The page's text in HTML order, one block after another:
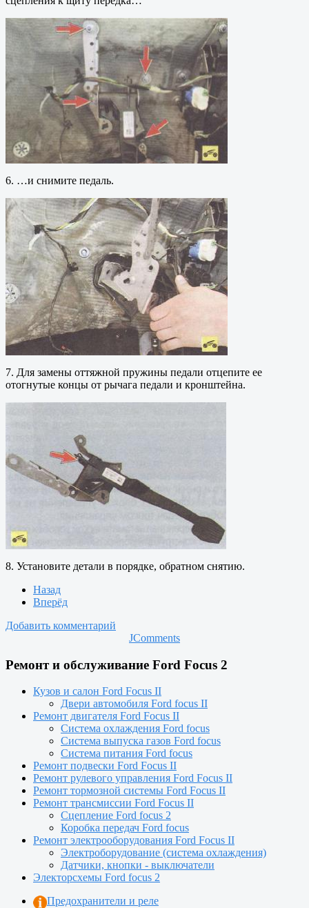
6. …и снимите педаль.
7. Для замены оттяжной пружины педали отцепите ее
отогнутые концы от рычага педали и кронштейна.
8. Установите детали в порядке, обратном снятию.
Назад
Вперёд
Добавить комментарий
JComments
Ремонт и обслуживание Ford Focus 2
Кузов и салон Ford Focus II
Двери автомобиля Ford focus II
Ремонт двигателя Ford Focus II
Система охлаждения Ford focus
Система выпуска газов Ford focus
Система питания Ford focus
Ремонт подвески Ford Focus II
Ремонт рулевого управления Ford Focus II
Ремонт тормозной системы Ford Focus II
Ремонт трансмиссии Ford Focus II
Сцепление Ford focus 2
Коробка передач Ford focus
Ремонт электрооборудования Ford Focus II
Электроборудование (система охлаждения)
Датчики, кнопки - выключатели
Электорсхемы Ford focus 2
Предохранители и реле